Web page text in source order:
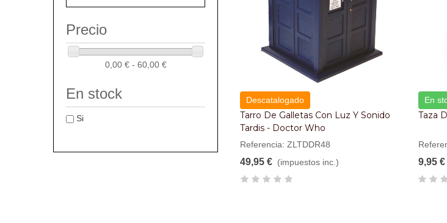
Precio
0,00 € - 60,00 €
En stock
Si
Descatalogado
Tarro De Galletas Con Luz Y Sonido
Tardis - Doctor Who
Referencia: ZLTDDR48
49,95 € (impuestos inc.)
En
Taza
9,95 €